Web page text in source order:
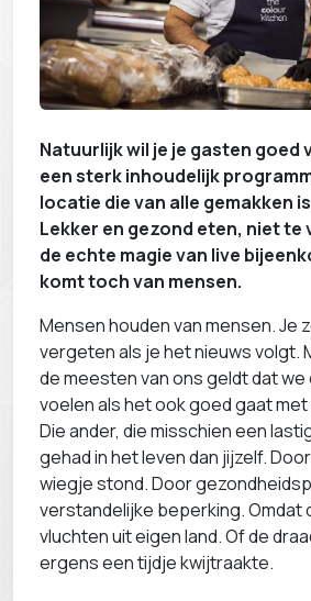
Natuurlijk wil je je gasten goed
een sterk inhoudelijk
locatie die van alle gemakken
Lekker en gezond eten, niet te
de echte magie van live
komt toch van mensen.
Mensen houden van mensen. Je
vergeten als je het nieuws volgt.
de meesten van ons geldt dat
voelen als het ook goed gaat met
Die ander, die misschien een
gehad in het leven dan jijzelf.
wiegje stond. Door
verstandelijke beperking. Omdat
vluchten uit eigen land. Of de
ergens een tijdje kwijtraakte.